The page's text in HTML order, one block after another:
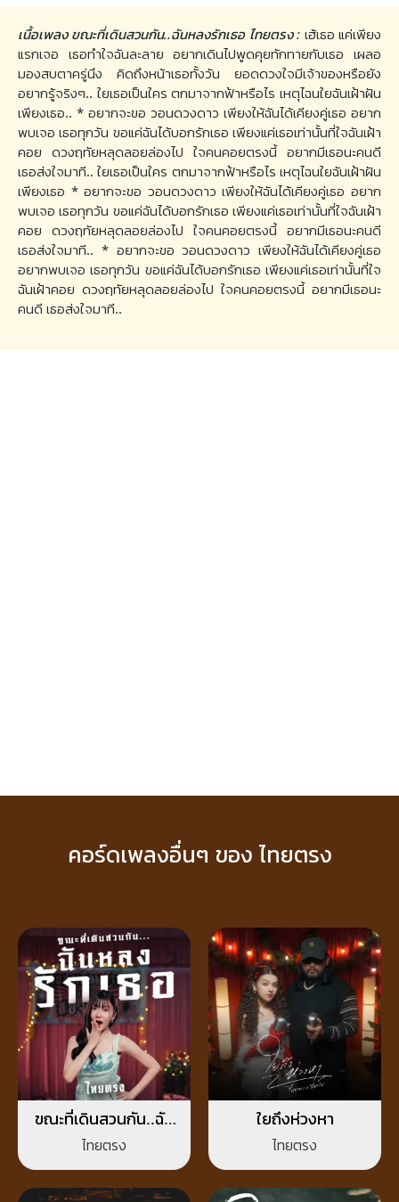
เนื้อเพลง ขณะที่เดินสวนกัน..ฉันหลงรักเธอ ไทยตรง : เฮ้เธอ แค่เพียง
แรกเจอ เธอทำใจฉันละลาย อยากเดินไปพูดคุยทักทายกับเธอ เผลอ
มองสบตาครู่นึง คิดถึงหน้าเธอทั้งวัน ยอดดวงใจมีเจ้าของหรือยัง
อยากรู้จริงๆ.. ใยเธอเป็นใคร ตกมาจากฟ้าหรือไร เหตุไฉนใยฉันเฝ้าฝัน
เพียงเธอ.. * อยากจะขอ วอนดวงดาว เพียงให้ฉันได้เคียงคู่เธอ อยาก
พบเจอ เธอทุกวัน ขอแค่ฉันได้บอกรักเธอ เพียงแค่เธอเท่านั้นที่ใจฉันเฝ้า
คอย ดวงฤทัยหลุดลอยล่องไป ใจคนคอยตรงนี้ อยากมีเธอนะคนดี
เธอส่งใจมาที.. ใยเธอเป็นใคร ตกมาจากฟ้าหรือไร เหตุไฉนใยฉันเฝ้าฝัน
เพียงเธอ * อยากจะขอ วอนดวงดาว เพียงให้ฉันได้เคียงคู่เธอ อยาก
พบเจอ เธอทุกวัน ขอแค่ฉันได้บอกรักเธอ เพียงแค่เธอเท่านั้นที่ใจฉันเฝ้า
คอย ดวงฤทัยหลุดลอยล่องไป ใจคนคอยตรงนี้ อยากมีเธอนะคนดี
เธอส่งใจมาที.. * อยากจะขอ วอนดวงดาว เพียงให้ฉันได้เคียงคู่เธอ
อยากพบเจอ เธอทุกวัน ขอแค่ฉันได้บอกรักเธอ เพียงแค่เธอเท่านั้นที่ใจ
ฉันเฝ้าคอย ดวงฤทัยหลุดลอยล่องไป ใจคนคอยตรงนี้ อยากมีเธอนะ
คนดี เธอส่งใจมาที..
คอร์ดเพลงอื่นๆ ของ ไทยตรง
ขณะที่เดินสวนกัน..ฉัน
หลงรักเธอ
ไทยตรง
ใยถึงห่วงหา
ไทยตรง